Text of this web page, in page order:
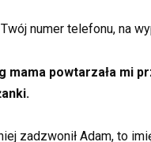
numer telefonu, na
mama powtarzała mi
zadzwonił Adam, to